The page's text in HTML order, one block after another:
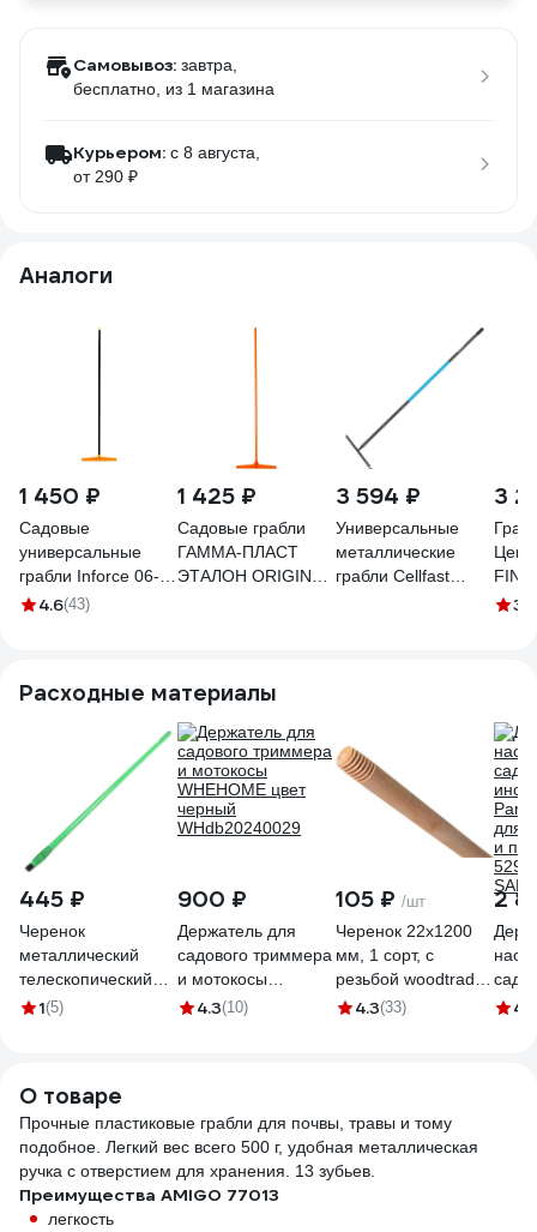
Самовывоз: завтра,
бесплатно , из 1 магазина
Курьером: c 8 августа,
от 290 ₽
Аналоги
1 450 ₽
Садовые
универсальные
грабли Inforce 06-
12-11
4.6(43)
1 425 ₽
Садовые грабли
ГАММА-ПЛАСТ
ЭТАЛОН ORIGINAL
3 594 ₽
Универсальные
металлические
грабли Cellfast
3
3
Расходные материалы
445 ₽
Черенок
металлический
телескопический
22х120-180 см
1(5)
900 ₽
Держатель для
садового триммера
и мотокосы
WHEHOME цвет
4.3(10)
105 ₽ /шт
Черенок 22х1200
мм, 1 сорт, с
резьбой woodtrade
174.3(33)
2
4.7
О товаре
Прочные пластиковые грабли для почвы, травы и тому
подобное. Легкий вес всего 500 г, удобная металлическая
ручка с отверстием для хранения. 13 зубьев.
Преимущества AMIGO 77013
легкость